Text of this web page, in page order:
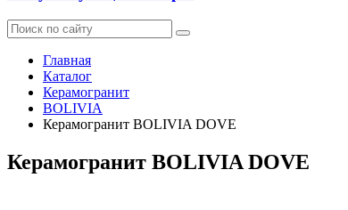
Главная
Каталог
Керамогранит
BOLIVIA
Керамогранит BOLIVIA DOVE
Керамогранит BOLIVIA DOVE